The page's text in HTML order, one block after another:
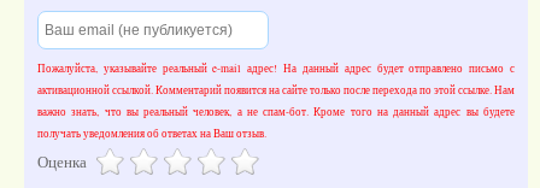
Пожалуйста, указывайте реальный e-mail адрес! На данный адрес будет отправлено письмо с
активационной ссылкой. Комментарий появится на сайте только после перехода по этой ссылке. Нам
важно знать, что вы реальный человек, а не спам-бот. Кроме того на данный адрес вы будете
получать уведомления об ответах на Ваш отзыв.
Оценка